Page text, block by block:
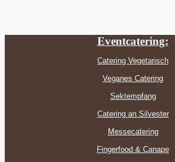
Eventcatering:
Catering Vegetarisch
Veganes Catering
Sektempfang
Catering an Silvester
Messecatering
Fingerfood & Canape